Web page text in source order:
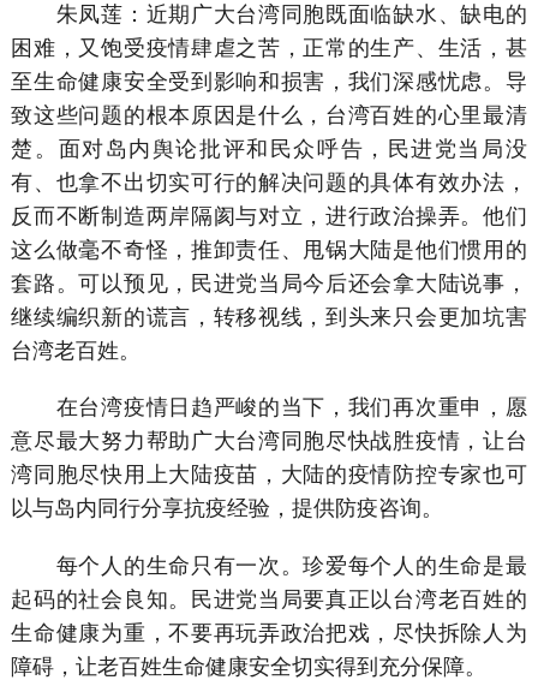
朱凤莲：近期广大台湾同胞既面临缺水、缺电的
困难，又饱受疫情肆虐之苦，正常的生产、生活，甚
至生命健康安全受到影响和损害，我们深感忧虑。导
致这些问题的根本原因是什么，台湾百姓的心里最清
楚。面对岛内舆论批评和民众呼告，民进党当局没
有、也拿不出切实可行的解决问题的具体有效办法，
反而不断制造两岸隔阂与对立，进行政治操弄。他们
这么做毫不奇怪，推卸责任、甩锅大陆是他们惯用的
套路。可以预见，民进党当局今后还会拿大陆说事，
继续编织新的谎言，转移视线，到头来只会更加坑害
台湾老百姓。
在台湾疫情日趋严峻的当下，我们再次重申，愿
意尽最大努力帮助广大台湾同胞尽快战胜疫情，让台
湾同胞尽快用上大陆疫苗，大陆的疫情防控专家也可
以与岛内同行分享抗疫经验，提供防疫咨询。
每个人的生命只有一次。珍爱每个人的生命是最
起码的社会良知。民进党当局要真正以台湾老百姓的
生命健康为重，不要再玩弄政治把戏，尽快拆除人为
障碍，让老百姓生命健康安全切实得到充分保障。